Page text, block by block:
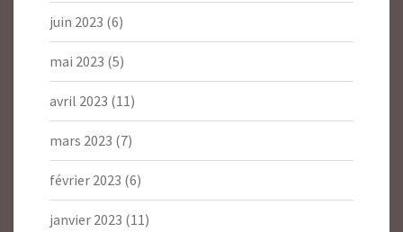
juin 2023 (6)
mai 2023 (5)
avril 2023 (11)
mars 2023 (7)
février 2023 (6)
janvier 2023 (11)